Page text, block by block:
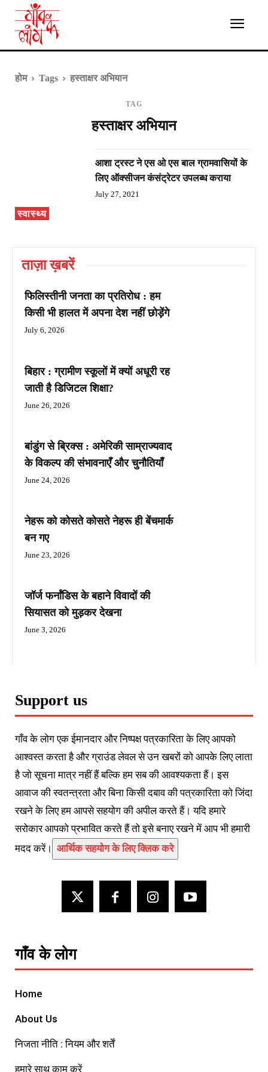
होम Tags हस्ताक्षर अभियान
TAG
हस्ताक्षर अभियान
स्वास्थ्य
आशा ट्रस्ट ने एस ओ एस बाल ग्रामवासियों के
लिए ऑक्सीजन कंसंट्रेटर उपलब्ध कराया
July 27, 2021
ताज़ा ख़बरें
फिलिस्तीनी जनता का प्रतिरोध : हम
किसी भी हालत में अपना देश नहीं छोड़ेंगे
July 6, 2026
बिहार : ग्रामीण स्कूलों में क्यों अधूरी रह
जाती है डिजिटल शिक्षा?
June 26, 2026
बांडुंग से ब्रिक्स : अमेरिकी साम्राज्यवाद
के विकल्प की संभावनाएँ और चुनौतियाँ
June 24, 2026
नेहरू को कोसते कोसते नेहरू ही बेंचमार्क
बन गए
June 23, 2026
जॉर्ज फर्नांडिस के बहाने विवादों की
सियासत को मुड़कर देखना
June 3, 2026
Support us
गाँव के लोग एक ईमानदार और निष्पक्ष पत्रकारिता के लिए आपको
आश्वस्त करता है और ग्राउंड लेवल से उन खबरों को आपके लिए लाता
है जो सूचना मात्र नहीं हैं बल्कि हम सब की आवश्यकता हैं। इस
आवाज की स्वतन्त्रता और बिना किसी दबाव की पत्रकारिता को जिंदा
रखने के लिए हम आपसे सहयोग की अपील करते हैं। यदि हमारे
सरोकार आपको प्रभावित करते हैं तो इसे बनाए रखने में आप भी हमारी
मदद करें। आर्थिक सहयोग के लिए क्लिक करे
गाँव के लोग
Home
About Us
निजता नीति : नियम और शर्तें
हमारे साथ काम करें